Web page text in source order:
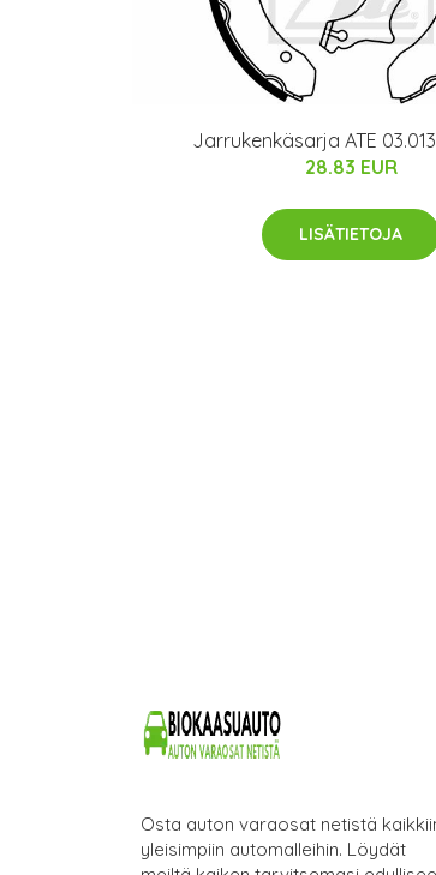
Jarrukenkäsarja ATE
28.83 EUR
LISÄTIETOJA
Osta auton varaosat netistä
yleisimpiin automalleihin. Löydät